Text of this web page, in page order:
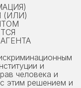
(ИЛИ)
и
человека и
этим решением и